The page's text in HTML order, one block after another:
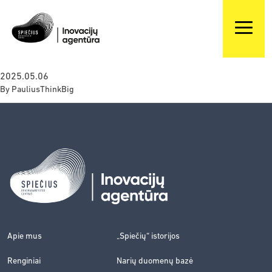
2025.05.06
By PauliusThinkBig
Apie mus „Spiečių“ istorijos
Renginiai Narių duomenų bazė